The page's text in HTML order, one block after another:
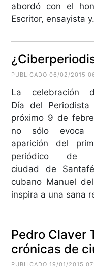
abordó con el
Escritor, ensayista
PUBLICADO 06/02/2015
La celebración
Día del Periodista
próximo 9 de
no sólo evoca
aparición del
periódico de
ciudad de
cubano Manuel
inspira a una sana
Pedro Claver
crónicas de
PUBLICADO 19/01/2015